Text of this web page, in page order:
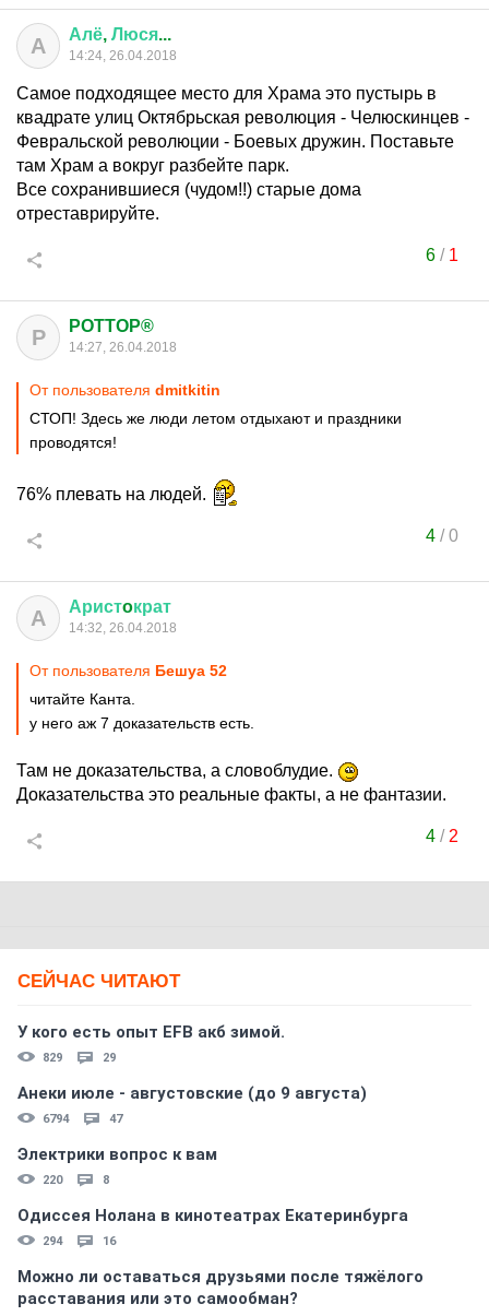
А Алё, Люся...
14:24, 26.04.2018
Самое подходящее место для Храма это пустырь в
квадрате улиц Октябрьская революция - Челюскинцев -
Февральской революции - Боевых дружин. Поставьте
там Храм а вокруг разбейте парк.
Все сохранившиеся (чудом!!) старые дома
отреставрируйте.
6/ 1
P POTTOP®
14:27, 26.04.2018
От пользователя dmitkitin
СТОП! Здесь же люди летом отдыхают и праздники
проводятся!
76% плевать на людей.
4/0
А Аристoкрат
14:32, 26.04.2018
От пользователя Бешуа 52
читайте Канта.
у него аж 7 доказательств есть.
Там не доказательства, а словоблудие.
Доказательства это реальные факты, а не фантазии.
4/ 2
СЕЙЧАС ЧИТАЮТ
У кого есть опыт EFB акб зимой.
829 29
Анеки июле - августовские (до 9 августа)
6794 47
Электрики вопрос к вам
220 8
Одиссея Нолана в кинотеатрах Екатеринбурга
294 16
Можно ли оставаться друзьями после тяжёлого
расставания или это самообман?